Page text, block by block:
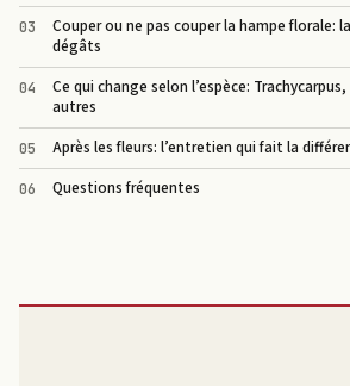
Couper ou ne pas couper la hampe florale:
dégâts
Ce qui change selon l’espèce:
autres
Après les fleurs: l’entretien qui fait la
Questions fréquentes